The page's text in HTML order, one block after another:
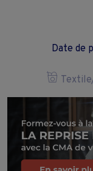
Date de